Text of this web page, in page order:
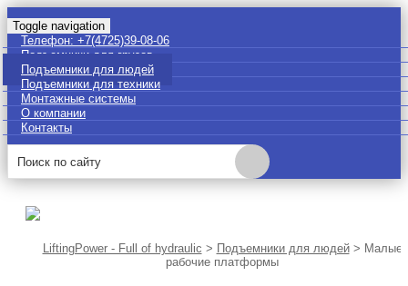
Toggle navigation
Телефон: +7(4725)39-08-06
Подъемники для грузов
Подъемники для людей
Подъемники для техники
Монтажные системы
О компании
Контакты
LiftingPower - Full of hydraulic > Подъемники для людей> Малые
рабочие платформы